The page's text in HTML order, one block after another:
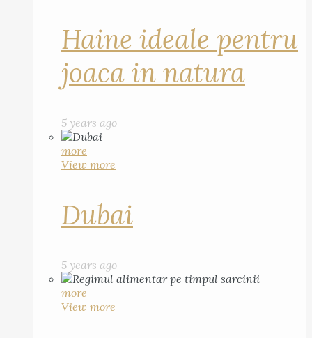
Haine ideale pentru
joaca in natura
5 years ago
more
View more
Dubai
5 years ago
more
View more